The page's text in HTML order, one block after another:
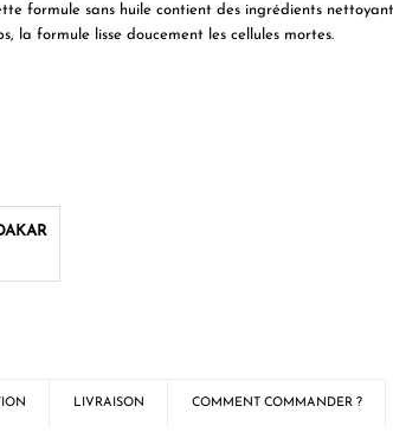
formule sans huile contient des ingrédients
la formule lisse doucement les cellules mortes.
LIVRAISON COMMENT COMMANDER ?